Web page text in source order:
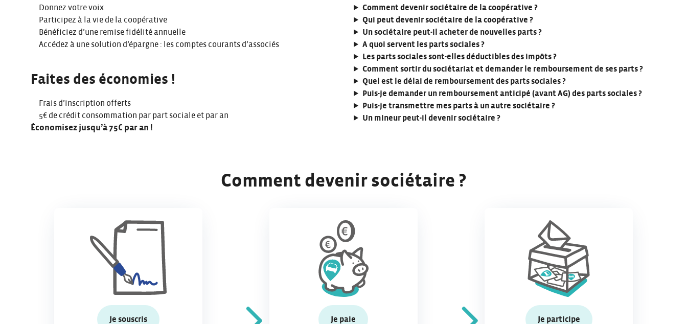
Donnez votre voix
Participez à la vie de la coopérative
Bénéficiez d’une remise fidélité annuelle
Accédez à une solution d’épargne : les comptes courants d’associés
Faites des économies !​
Frais d’inscription offerts
5€ de crédit consommation par part sociale et par an
Économisez jusqu’à 75€ par an !
Comment devenir sociétaire de la coopérative ?
Qui peut devenir sociétaire de la coopérative ?
Un sociétaire peut-il acheter de nouvelles parts ?
A quoi servent les parts sociales ?
Les parts sociales sont-elles déductibles des impôts ?
Comment sortir du sociétariat et demander le remboursement de ses parts ?
Quel est le délai de remboursement des parts sociales ?
Puis-je demander un remboursement anticipé (avant AG) des parts sociales ?
Puis-je transmettre mes parts à un autre sociétaire ?
Un mineur peut-il devenir sociétaire ?
Comment devenir sociétaire ?
Je souscris Je paie Je participe